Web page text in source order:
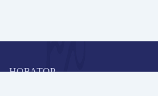
НОВАТОР